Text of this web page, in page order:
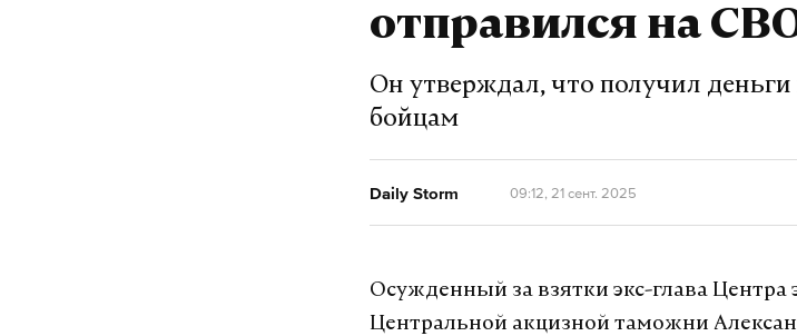
отправился на
Он утверждал, что получил деньги
бойцам
Daily Storm 09:12, 21 сент. 2025
Осужденный за взятки экс-глава Центра
Центральной акцизной таможни